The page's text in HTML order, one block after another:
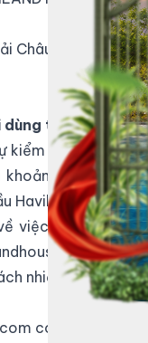
Châu, Đà Nẵng
tiếp cận và
kiểm tra, cập
của mình
việc lộ thông tin
Khi
nhiệm trả lời lý
có thể thực